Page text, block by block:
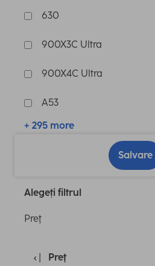
630
900X3C Ultra
900X4C Ultra
A53
+ 295 more
Salvare
Alegeți filtrul
Preţ
Preţ